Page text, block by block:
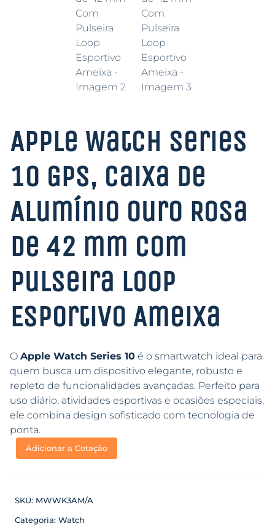
Apple Watch Series
10 GPS, Caixa de
Alumínio Ouro Rosa
de 42 mm Com
Pulseira Loop
Esportivo Ameixa
O Apple Watch Series 10 é o smartwatch ideal para
quem busca um dispositivo elegante, robusto e
repleto de funcionalidades avançadas. Perfeito para
uso diário, atividades esportivas e ocasiões especiais,
ele combina design sofisticado com tecnologia de
ponta.
Adicionar a Cotação
SKU: MWWK3AM/A
Categoria: Watch